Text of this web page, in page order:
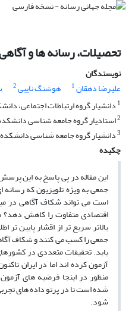
تحصیلات، رسانه‏ ها و
نویسندگان
علیرضا دهقان1 هوشنگ نایبی2
1 دانشیار گروه ارتباطات اجتماعی،
2استادیار گروه جامعه شناسی
3دانشیار گروه جامعه شناسی
چکیده
این مقاله در پی پاسخ به این
جمعی به ویژه تلویزیون که
است می‏ تواند شکاف آگاهی در
اقتصادی متفاوت را کاهش
بالاتر سریع ‏تر از اقشار پایین
جمعی را کسب می ‏کنند و شکاف
‏یابد. تحقیقات متعددی در
آزمون کرده ‏اند اما در ایران
منظور در اینجا فرضیه ‏های
شده است تا در پرتو داده ‏های
شود.